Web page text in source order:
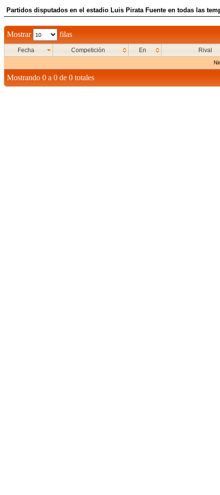
Partidos disputados en el estadio Luis Pirata Fuente en todas las
Mostrar filas
Fecha Competición En Rival
Mostrando 0 a 0 de 0 totales